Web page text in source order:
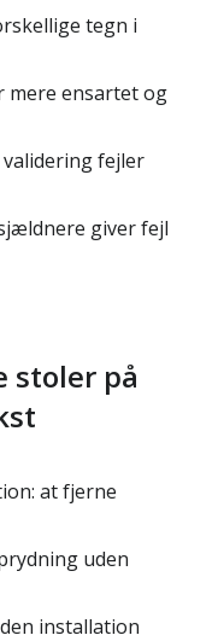
tegn i
mere ensartet og
fejler
giver fejl
stoler på
at fjerne
uden
installation